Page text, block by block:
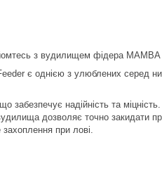
з вудилищем фідера
є однією з улюблених серед
надійність та
дозволяє точно закидати
при лові.